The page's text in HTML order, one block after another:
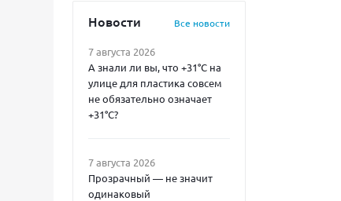
Новости Все новости
7 августа 2026
А знали ли вы, что +31°C на
улице для пластика совсем
не обязательно означает
+31°C?
7 августа 2026
Прозрачный — не значит
одинаковый